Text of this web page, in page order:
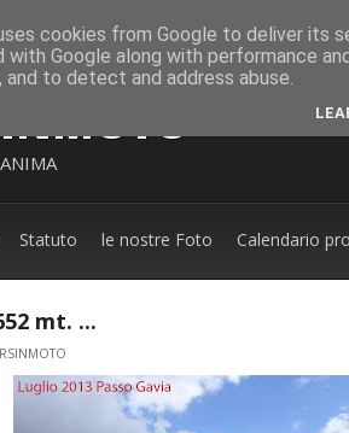
Statuto le nostre Foto Calendario
mt. ...
cookies from Google to deliver its
with Google along with performance
to detect and address abuse.